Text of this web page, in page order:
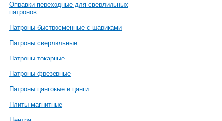
Оправки переходные для сверлильных
патронов
Патроны быстросменные с шариками
Патроны сверлильные
Патроны токарные
Патроны фрезерные
Патроны цанговые и цанги
Плиты магнитные